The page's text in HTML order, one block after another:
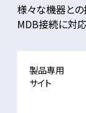
様々な機器との
MDB接続に対
製品専用
サイト